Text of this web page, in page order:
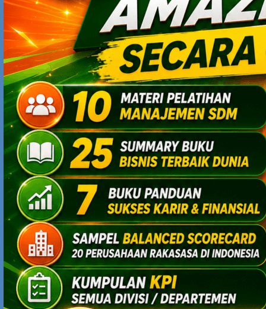
Menjadi Magnet Investasi Dunia
5 Tips Sukses Jadi Content Creator: Bukan Sekadar Viral, Tapi
Bisa Bertahan Lama
Cara Dapat Cuan dari Platform X: Bukan Cuma Viral, Tapi Bisa
Jadi Mesin Uang
SEARCH
PRODUK ONLINE